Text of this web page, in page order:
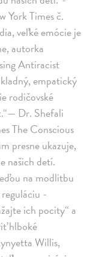
York Times č.
veľké emócie je
autorka
Antiracist
empatický
rodičovské
Dr. Shefali
The Conscious
presne ukazuje,
našich detí.
na modlitbu
-
ich pocity“ a
hlboké
Willis,